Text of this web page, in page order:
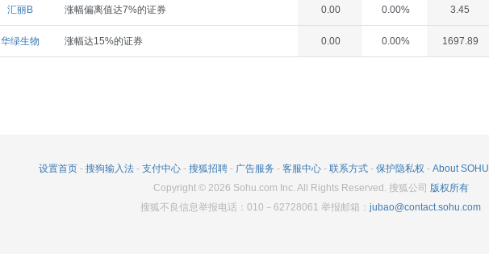
汇丽B 涨幅偏离值达7%的证券 0.00 0.00% 3.45
华绿生物 涨幅达15%的证券 0.00 0.00% 1697.89
设置首页 - 搜狗输入法 - 支付中心 - 搜狐招聘 - 广告服务 - 客服中心 - 联系方式 - 保护隐私权 - About SOHU
Copyright © 2026 Sohu.com Inc. All Rights Reserved. 搜狐公司 版权所有
搜狐不良信息举报电话：010－62728061 举报邮箱： jubao@contact.sohu.com